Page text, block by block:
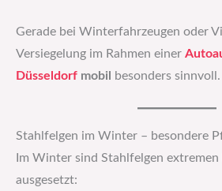
Gerade bei Winterfahrzeugen oder
Versiegelung im Rahmen einer
Düsseldorf mobil besonders sinnvoll.
Stahlfelgen im Winter – besondere
Im Winter sind Stahlfelgen extremen
ausgesetzt: